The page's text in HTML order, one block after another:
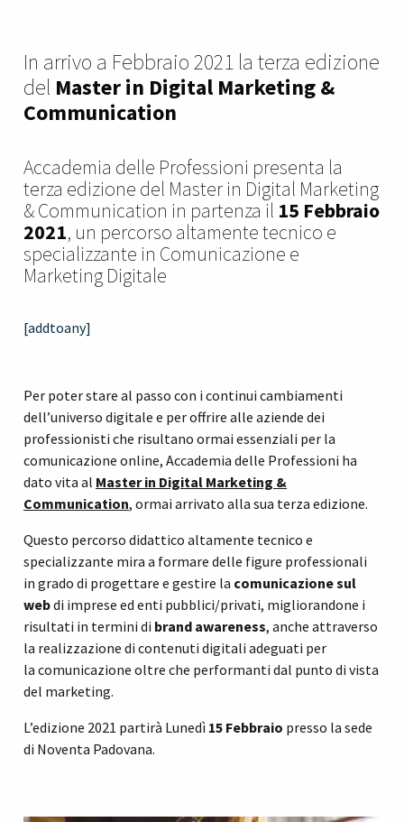
In arrivo a Febbraio 2021 la terza edizione
del Master in Digital Marketing &
Communication
Accademia delle Professioni presenta la
terza edizione del Master in Digital Marketing
& Communication in partenza il 15 Febbraio
2021, un percorso altamente tecnico e
specializzante in Comunicazione e
Marketing Digitale
[addtoany]
Per poter stare al passo con i continui cambiamenti
dell’universo digitale e per offrire alle aziende dei
professionisti che risultano ormai essenziali per la
comunicazione online, Accademia delle Professioni ha
dato vita al Master in Digital Marketing &
Communication, ormai arrivato alla sua terza edizione.
Questo percorso didattico altamente tecnico e
specializzante mira a formare delle figure professionali
in grado di progettare e gestire la comunicazione sul
webdi imprese ed enti pubblici/privati, migliorandone i
risultati in termini di brand awareness, anche attraverso
la realizzazione di contenuti digitali adeguati per
la comunicazione oltre che performanti dal punto di vista
del marketing.
L’edizione 2021 partirà Lunedì 15 Febbraio presso la sede
di Noventa Padovana.